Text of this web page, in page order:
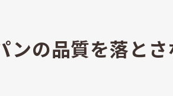
ンの品質を落とさ